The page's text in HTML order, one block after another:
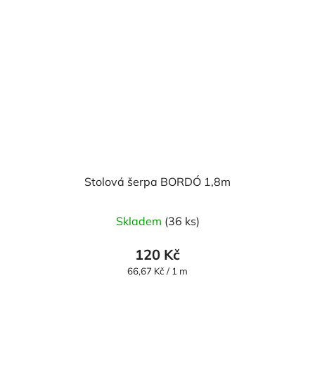
Stolová šerpa BORDÓ 1,8m
Skladem (36 ks)
120 Kč
Měrná
66,67 Kč / 1 m